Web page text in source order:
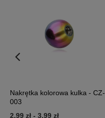
Nakrętka kolorowa kulka - CZ-
003
2,99 zł - 3,99 zł